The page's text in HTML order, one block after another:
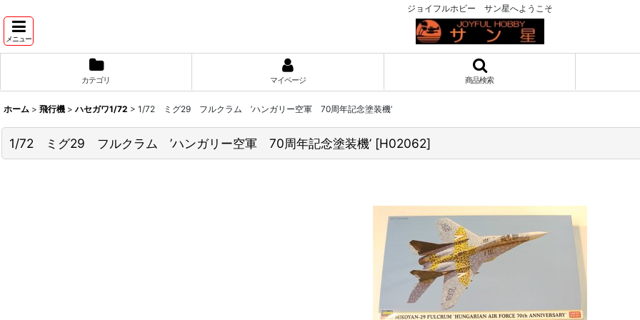
ジョイフルホビー サン星へようこそ
メニュー
カテゴリ マイページ 商品検索
ホーム > 飛行機 > ハセガワ1/72 > 1/72 ミグ29 フルクラム ’ハンガリー空軍 70周年記念塗装機’
1/72 ミグ29 フルクラム ’ハンガリー空軍 70周年記念塗装機’ [H02062]